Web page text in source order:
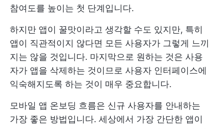
참여도를 높이는 첫 단계입니다.
하지만 앱이 꿀맛이라고 생각할 수도 있지만, 특히
앱이 직관적이지 않다면 모든 사용자가 그렇게 느끼
지는 않을 것입니다. 마지막으로 원하는 것은 사용
자가 앱을 삭제하는 것이므로 사용자 인터페이스에
익숙해지도록 하는 것이 매우 중요합니다.
모바일 앱 온보딩 흐름은 신규 사용자를 안내하는
가장 좋은 방법입니다. 세상에서 가장 간단한 앱이